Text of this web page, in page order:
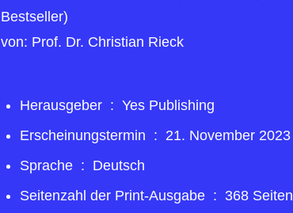
Bestseller)
von: Prof. Dr. Christian Rieck
Herausgeber ‏ : ‎ Yes Publishing
Erscheinungstermin ‏ : ‎ 21. November 2023
Sprache ‏ : ‎ Deutsch
Seitenzahl der Print-Ausgabe ‏ : ‎ 368 Seiten